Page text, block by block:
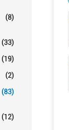
(8)
(33)
(19)
(2)
(83)
(12)